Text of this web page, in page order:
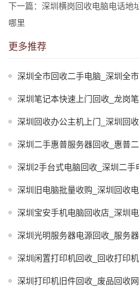
下一篇：深圳横岗回收电脑电话地
哪里
更多推荐
深圳全市回收二手电脑_深圳全
深圳笔记本快速上门回收_龙岗
深圳回收办公主机上门_深圳回
深圳二手惠普服务器回收_惠普
深圳2手台式电脑回收_深圳二手电脑主机,显
深圳旧电脑批量收购_深圳回收
深圳宝安手机电脑回收店_深圳
深圳光明服务器电源回收_服务
深圳闲置打印机回收_回收打印
深圳打印机旧件回收_废品回收